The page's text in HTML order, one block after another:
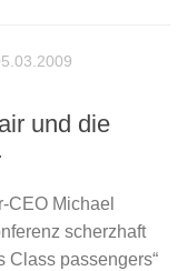
und die
CEO Michael
scherzhaft
Class passengers“